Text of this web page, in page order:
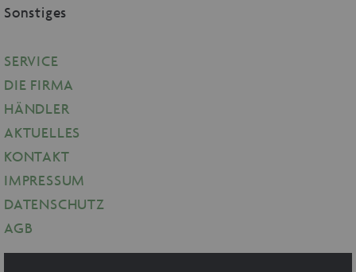
Sonstiges
SERVICE
DIE FIRMA
HÄNDLER
AKTUELLES
KONTAKT
IMPRESSUM
DATENSCHUTZ
AGB